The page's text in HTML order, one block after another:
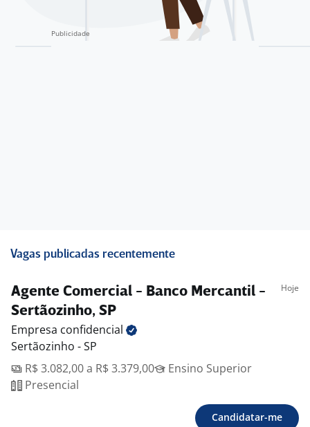
Vagas publicadas recentemente
Agente Comercial - Banco Mercantil -
Sertãozinho, SP
Hoje
Empresa confidencial
Sertãozinho - SP
R$ 3.082,00 a R$ 3.379,00
Ensino Superior
Presencial
Candidatar-me